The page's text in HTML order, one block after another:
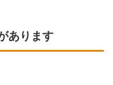
あります